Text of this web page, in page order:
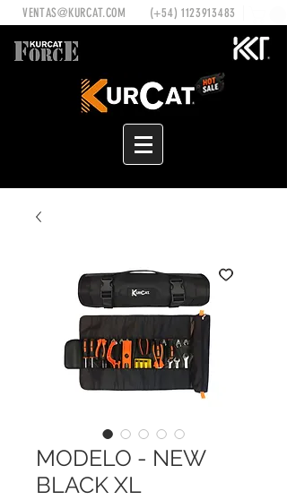
VENTAS@KURCAT.COM (+54) 1123913483
MODELO - NEW
BLACK XL